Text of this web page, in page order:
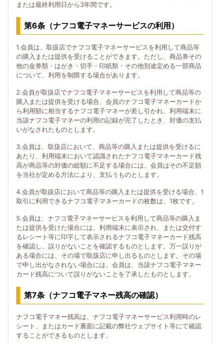
または最終利用日から3年間です。
第6条（ナフコ電子マネーサービスの利用）
1.会員は、取扱店でナフコ電子マネーサービスを利用して商品等
の購入または提供を受けることができます。ただし、商品券その
他の金券類・はがき・切手・印紙類・その他別途定める一部商品
について、利用を制限する場合があります。
2.会員が取扱店でナフコ電子マネーサービスを利用して商品等の
購入または提供を受ける場合、会員のナフコ電子マネーカードか
ら利用額に相当するナフコ電子マネーが差し引かれ、利用端末に
当該ナフコ電子マネーの利用の記録が完了したとき、対価の支払
いがなされたものとします。
3.会員は、取扱店において、商品等の購入または提供を受けるに
あたり、利用端末において認識されたナフコ電子マネーカード残
高が商品等の対価の総額に不足する場合には、会員はその不足額
を当社が定める方法により、支払うものとします。
4.会員が取扱店において商品等の購入または提供を受ける場合、1
取引に利用できるナフコ電子マネーカードの枚数は、1枚です。
5.会員は、ナフコ電子マネーサービスを利用して商品等の購入ま
たは提供を受けた場合には、利用端末に表示され、または交付す
るレシート等に印字して表示されるナフコ電子マネーカード残高
を確認し、誤りがないことを確認するものとします。万一誤りが
ある場合には、その場で取扱店に申し出るものとします。その場
で申し出がなされない場合には、会員は、当該ナフコ電子マネー
カード残高について誤りがないことを了承したものとします。
第7条（ナフコ電子マネー残高の確認）
ナフコ電子マネー残高は、ナフコ電子マネーサービス利用時のレ
シート、またはカード裏面に記載の弊社ウェブサイト等にて確認
することができるものとします。